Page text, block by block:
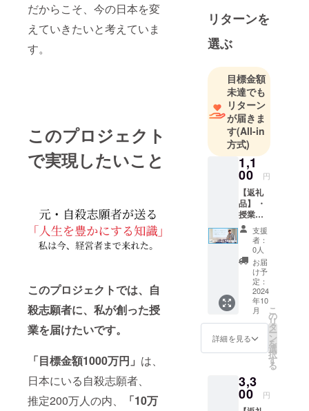
だからこそ、今の日本を変
えていきたいと考えていま
す。
このプロジェクト
で実現したいこと
このプロジェクトでは、自
殺志願者に、私が創った授
業を届けたいです。
「目標金額1000万円」 は、
日本にいる自殺志願者、
推定200万人の内、
「10万
大学で教育
強中。
真剣に世の
中と日本と
ぶつかって
いきたい。
その心の準
備はやっと
できまし
なのであと
は、ぶつ
かって挫け
てぶつかっ
てを繰り返
していきま
す。
リターンを
選ぶ
目標金額
未達でも
リターン
が届きま
す(All-in
方式)
1,1
00 円
【返礼
品】 ・
授業動
画：
YouTub
e動画7
本合計
約5時間
分（内2
本は無
料公開
動画）
・まつ
だじゅ
んやか
画：3分
以内
【意
支援
者：
0人
お届
け予
定：
2024
年10
月
詳細を見る
こ
の
リ
タ
ー
ン
を
選
択
す
る
3,3
00 円